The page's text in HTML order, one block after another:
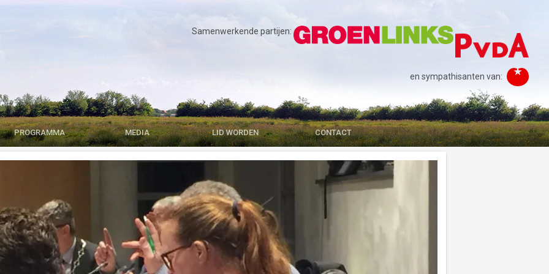
Samenwerkende partijen:
en sympathisanten van:
PROGRAMMA MEDIA LID WORDEN CONTACT